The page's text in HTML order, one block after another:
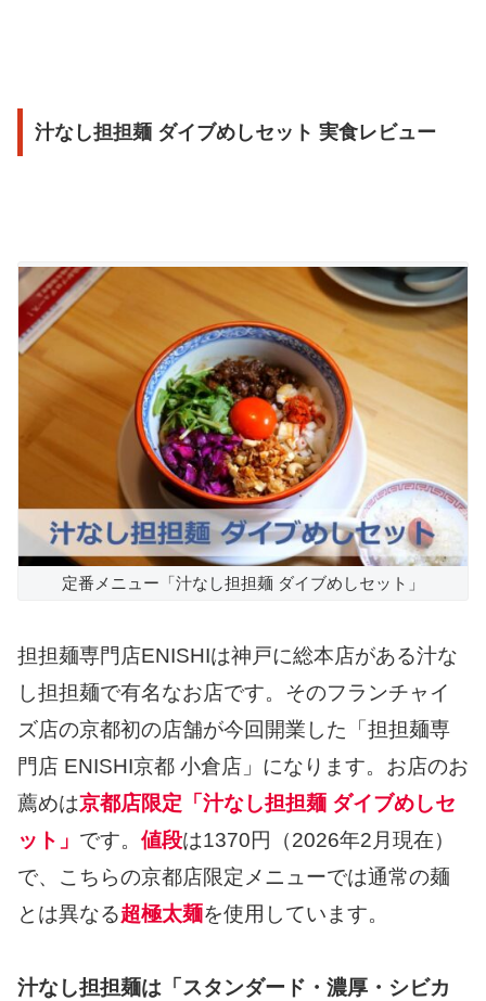
汁なし担担麺 ダイブめしセット 実食レビュー
定番メニュー「汁なし担担麺 ダイブめしセット」
担担麺専門店ENISHIは神戸に総本店がある汁な
し担担麺で有名なお店です。そのフランチャイ
ズ店の京都初の店舗が今回開業した「担担麺専
門店 ENISHI京都 小倉店」になります。お店のお
薦めは京都店限定「汁なし担担麺 ダイブめしセ
ット」 です。 値段は1370円（2026年2月現在）
で、こちらの京都店限定メニューでは通常の麺
とは異なる超極太麺を使用しています。
汁なし担担麺は「スタンダード・濃厚・シビカ